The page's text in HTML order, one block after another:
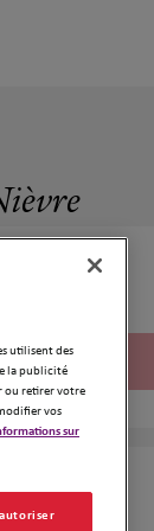
utilisent des
la publicité
ou retirer votre
vos
sur